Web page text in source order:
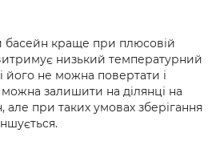
басейн краще при плюсовій
низький температурний
його не можна повертати і
залишити на ділянці на
але при таких умовах зберігання